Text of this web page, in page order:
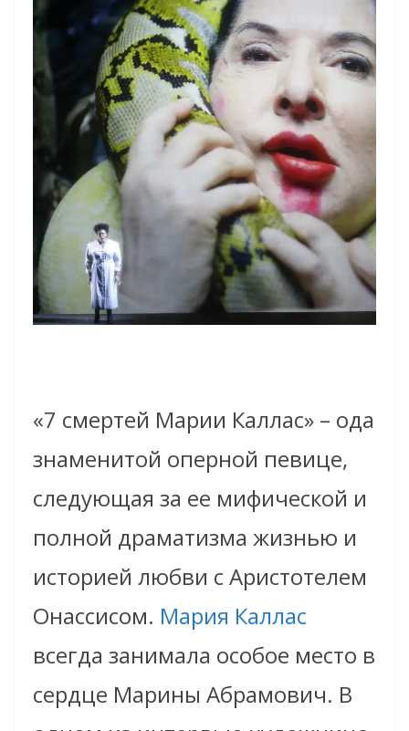
«7 смертей Марии Каллас» – ода
знаменитой оперной певице,
следующая за ее мифической и
полной драматизма жизнью и
историей любви с Аристотелем
Онассисом. Мария Каллас
всегда занимала особое место в
сердце Марины Абрамович. В